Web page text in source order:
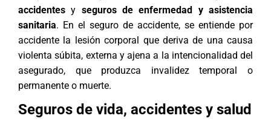
accidentes y seguros de enfermedad y asistencia
sanitaria. En el seguro de accidente, se entiende por
accidente la lesión corporal que deriva de una causa
violenta súbita, externa y ajena a la intencionalidad del
asegurado, que produzca invalidez temporal o
permanente o muerte.
Seguros de vida, accidentes y salud